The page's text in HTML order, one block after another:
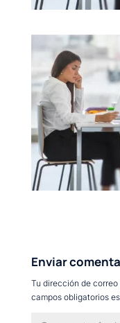
Enviar
Tu dirección de
campos obligatorios